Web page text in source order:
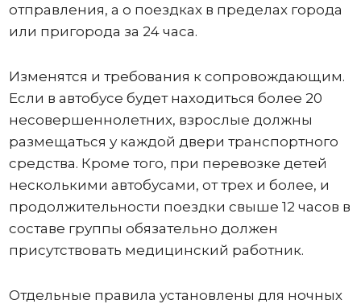
отправления, а о поездках в пределах города
или пригорода за 24 часа.
Изменятся и требования к сопровождающим.
Если в автобусе будет находиться более 20
несовершеннолетних, взрослые должны
размещаться у каждой двери транспортного
средства. Кроме того, при перевозке детей
несколькими автобусами, от трех и более, и
продолжительности поездки свыше 12 часов в
составе группы обязательно должен
присутствовать медицинский работник.
Отдельные правила установлены для ночных